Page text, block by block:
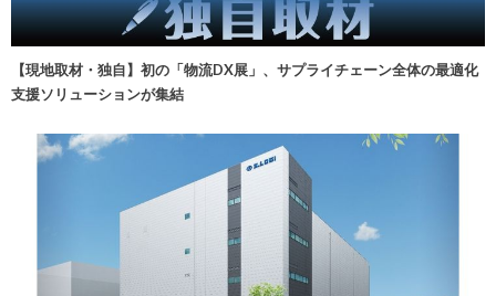
【現地取材・独自】初の「物流DX展」、サプライチェーン全体の最適化
支援ソリューションが集結